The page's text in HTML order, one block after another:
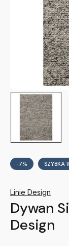
-7% SZYBKA
Linie Design
Dywan
Design